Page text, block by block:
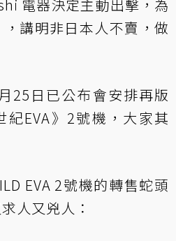
電器決定主動出擊，為
講明非日本人不賣，做
25日已公布會安排再版
紀EVA》2號機，大家其
EVA 2號機的轉售蛇頭
人又兇人：